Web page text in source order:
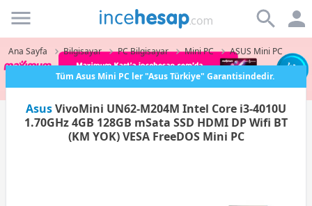
Incehesap
Ana Sayfa Bilgisayar PC Bilgisayar Mini PC ASUS Mini PC
Tüm Asus Mini PC ler "Asus Türkiye" Garantisindedir.
AsusVivoMini UN62-M204M Intel Core i3-4010U
1.70GHz 4GB 128GB mSata SSD HDMI DP Wifi BT
(KM YOK) VESA FreeDOS Mini PC